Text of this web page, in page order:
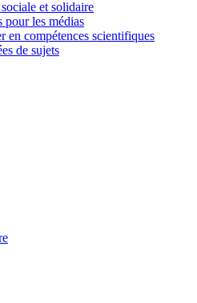
et solidaire
les médias
compétences scientifiques
de sujets